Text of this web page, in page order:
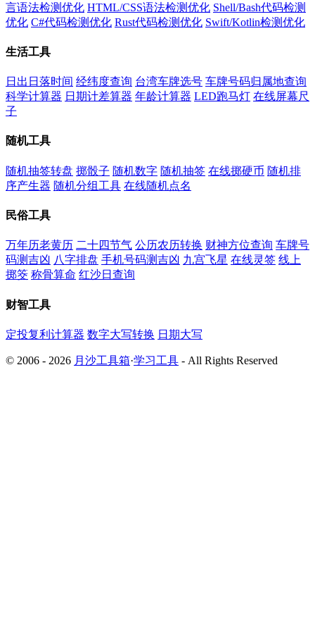
言语法检测优化 HTML/CSS语法检测优化 Shell/Bash代码检测
优化 C#代码检测优化 Rust代码检测优化 Swift/Kotlin检测优化
生活工具
日出日落时间 经纬度查询 台湾车牌选号 车牌号码归属地查询
科学计算器 日期计差算器 年龄计算器 LED跑马灯 在线屏幕尺
子
随机工具
随机抽签转盘 掷骰子 随机数字 随机抽签 在线掷硬币 随机排
序产生器 随机分组工具 在线随机点名
民俗工具
万年历老黄历 二十四节气 公历农历转换 财神方位查询 车牌号
码测吉凶 八字排盘 手机号码测吉凶 九宫飞星 在线灵签 线上
掷筊 称骨算命 红沙日查询
财智工具
定投复利计算器 数字大写转换 日期大写
© 2006 - 2026 月沙工具箱·学习工具 - All Rights Reserved